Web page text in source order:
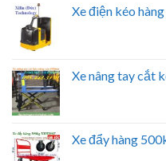
Xe điện kéo
Xe nâng tay cắt
Xe đẩy hàng